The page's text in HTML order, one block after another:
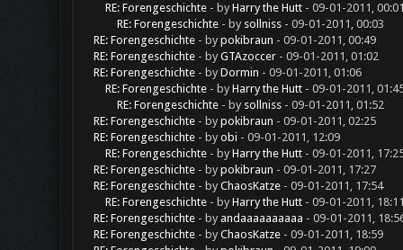
RE: Forengeschichte - byHarry the Hutt- 09-01-2011, 00:01
RE: Forengeschichte - by sollniss- 09-01-2011, 00:03
RE: Forengeschichte - bypokibraun - 09-01-2011, 00:49
RE: Forengeschichte - byGTAzoccer- 09-01-2011, 01:02
RE: Forengeschichte - byDormin - 09-01-2011, 01:06
RE: Forengeschichte - byHarry the Hutt- 09-01-2011,
RE: Forengeschichte - by sollniss- 09-01-2011, 01:52
RE: Forengeschichte - bypokibraun - 09-01-2011, 02:25
RE: Forengeschichte - byobi- 09-01-2011, 12:09
RE: Forengeschichte - byHarry the Hutt- 09-01-2011,
RE: Forengeschichte - bypokibraun - 09-01-2011, 17:27
RE: Forengeschichte - byChaosKatze- 09-01-2011, 17:54
RE: Forengeschichte - byHarry the Hutt- 09-01-2011, 18:11
RE: Forengeschichte - byandaaaaaaaaaa - 09-01-2011,
RE: Forengeschichte - byChaosKatze- 09-01-2011, 18:59